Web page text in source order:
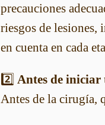
precauciones
riesgos de lesiones,
en cuenta en cada
2️⃣ Antes de
Antes de la cirugía,